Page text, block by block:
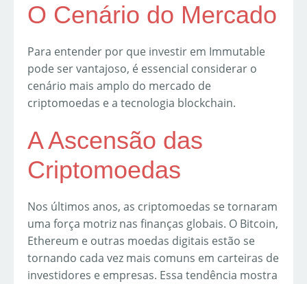
O Cenário do Mercado
Para entender por que investir em Immutable
pode ser vantajoso, é essencial considerar o
cenário mais amplo do mercado de
criptomoedas e a tecnologia blockchain.
A Ascensão das
Criptomoedas
Nos últimos anos, as criptomoedas se tornaram
uma força motriz nas finanças globais. O Bitcoin,
Ethereum e outras moedas digitais estão se
tornando cada vez mais comuns em carteiras de
investidores e empresas. Essa tendência mostra